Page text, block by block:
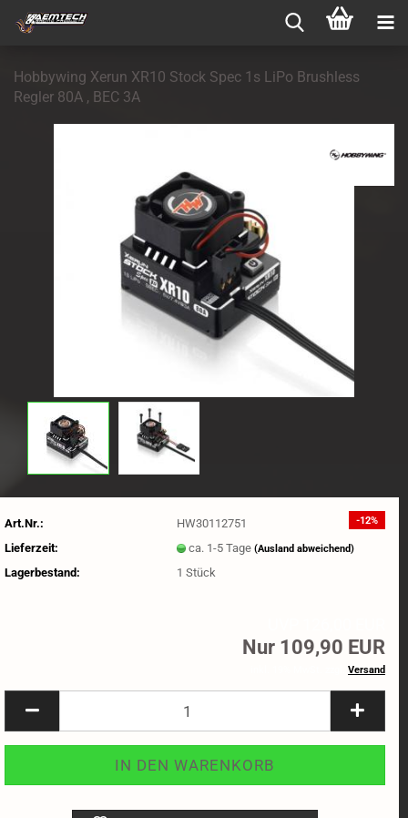
Hobbywing Xerun XR10 Stock Spec 1s LiPo Brushless
Regler 80A , BEC 3A
-12%
Art.Nr.:
HW30112751
Lieferzeit:
ca. 1-5 Tage(Ausland abweichend)
Lagerbestand: 1Stück
Nur 109,90 EUR
Versand